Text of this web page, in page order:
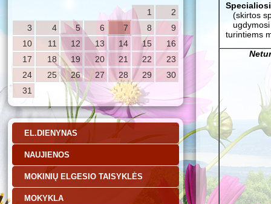
1
2
3
4 5 6 7 8
9
10
11 12 13 14 15
16
17
18 19 20 21 22
23
24
25 26 27 28 29
30
31
EL.DIENYNAS
NAUJIENOS
MOKINIŲ ELGESIO TAISYKLĖS
MOKYKLA
(skirtos
turintiems